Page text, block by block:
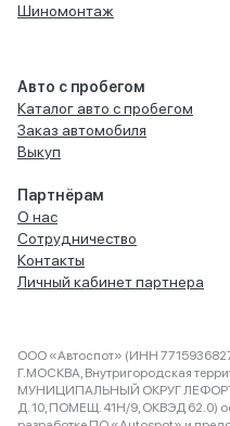
Шиномонтаж
Авто с пробегом
Каталог авто с пробегом
Заказ автомобиля
Выкуп
Партнёрам
О нас
Сотрудничество
Контакты
Личный кабинет партнера
ООО «Автоспот» (ИНН
Г.МОСКВА, Внутригородская
МУНИЦИПАЛЬНЫЙ ОКРУГ
Д. 10, ПОМЕЩ. 41Н/9, ОКВЭД 62.0)